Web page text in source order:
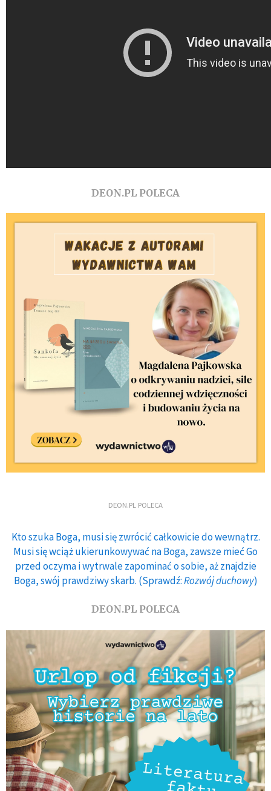
DEON.PL POLECA
DEON.PL POLECA
Kto szuka Boga, musi się zwrócić całkowicie do wewnątrz.
Musi się wciąż ukierunkowywać na Boga, zawsze mieć Go
przed oczyma i wytrwale zapominać o sobie, aż znajdzie
Boga, swój prawdziwy skarb. (Sprawdź:Rozwój duchowy)
DEON.PL POLECA